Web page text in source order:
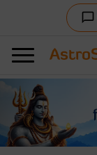
chat_bubble_outline
Previous